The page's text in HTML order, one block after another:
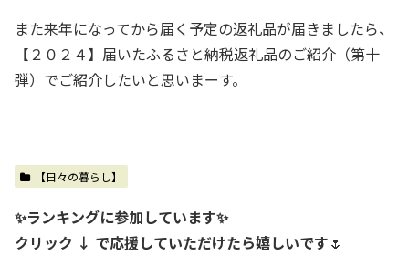
また来年になってから届く予定の返礼品が届きましたら、
【２０２４】届いたふるさと納税返礼品のご紹介（第十
弾）でご紹介したいと思いまーす。
【日々の暮らし】
✨ランキングに参加しています✨
クリック ↓ で応援していただけたら嬉しいです🌷